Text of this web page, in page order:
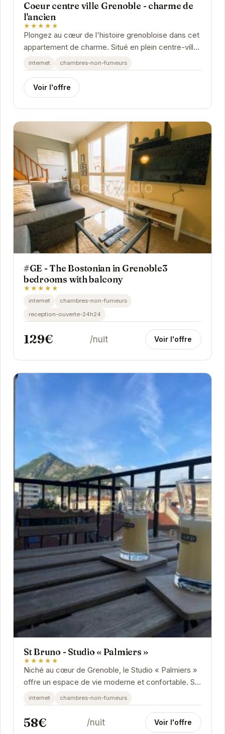
Coeur centre ville Grenoble - charme de
l'ancien
★★★★★
Plongez au cœur de l'histoire grenobloise dans cet
appartement de charme. Situé en plein centre-ville,
à proximité des attractions principales,...
internet chambres-non-fumeurs
Voir l'offre
#GE - The Bostonian in Grenoble3
bedrooms with balcony
★★★★★
internet
chambres-non-fumeurs
reception-ouverte-24h24
129€ /nuit Voir l'offre
St Bruno - Studio « Palmiers »
★★★★★
Niché au cœur de Grenoble, le Studio « Palmiers »
offre un espace de vie moderne et confortable. Sa
situation idéale vous permet d'accéder...
internet chambres-non-fumeurs
58€ /nuit Voir l'offre